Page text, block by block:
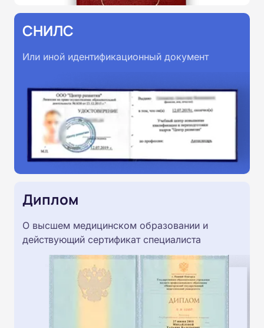
СНИЛС
Или иной идентификационный документ
Диплом
О высшем медицинском образовании и
действующий сертификат специалиста